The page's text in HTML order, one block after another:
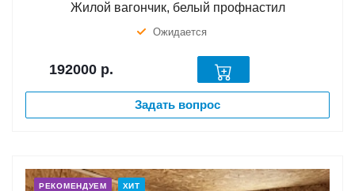
Жилой вагончик, белый профнастил
Ожидается
192000 р.
Задать вопрос
РЕКОМЕНДУЕМ ХИТ